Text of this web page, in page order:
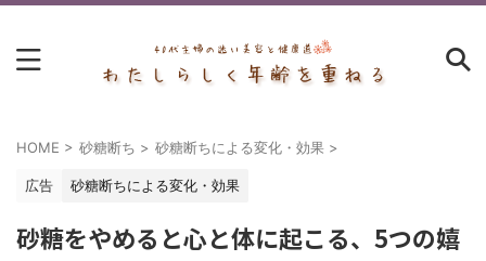
HOME > 砂糖断ち > 砂糖断ちによる変化・効果 >
広告 砂糖断ちによる変化・効果
砂糖をやめると心と体に起こる、5つの嬉